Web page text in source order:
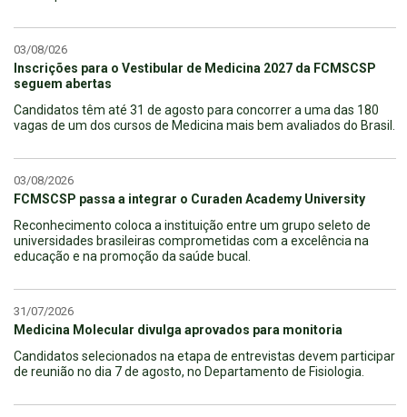
03/08/026
Inscrições para o Vestibular de Medicina 2027 da FCMSCSP
seguem abertas
Candidatos têm até 31 de agosto para concorrer a uma das 180
vagas de um dos cursos de Medicina mais bem avaliados do Brasil.
03/08/2026
FCMSCSP passa a integrar o Curaden Academy University
Reconhecimento coloca a instituição entre um grupo seleto de
universidades brasileiras comprometidas com a excelência na
educação e na promoção da saúde bucal.
31/07/2026
Medicina Molecular divulga aprovados para monitoria
Candidatos selecionados na etapa de entrevistas devem participar
de reunião no dia 7 de agosto, no Departamento de Fisiologia.